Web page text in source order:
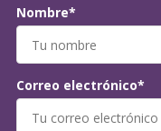
Nombre*
Correo electrónico*